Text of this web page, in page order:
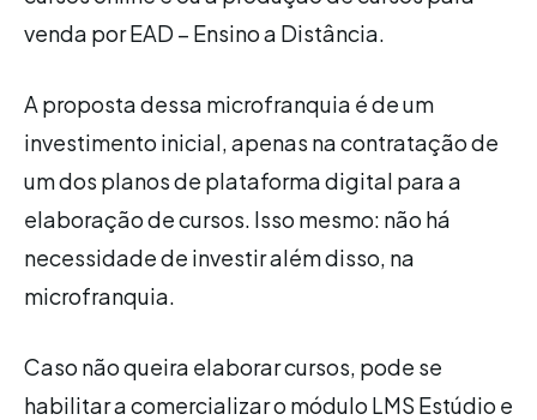
venda por EAD – Ensino a Distância.
A proposta dessa microfranquia é de um
investimento inicial, apenas na contratação de
um dos planos de plataforma digital para a
elaboração de cursos. Isso mesmo: não há
necessidade de investir além disso, na
microfranquia.
Caso não queira elaborar cursos, pode se
habilitar a comercializar o módulo LMS Estúdio e